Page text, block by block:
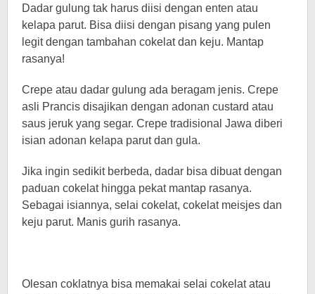
Dadar gulung tak harus diisi dengan enten atau
kelapa parut. Bisa diisi dengan pisang yang pulen
legit dengan tambahan cokelat dan keju. Mantap
rasanya!
Crepe atau dadar gulung ada beragam jenis. Crepe
asli Prancis disajikan dengan adonan custard atau
saus jeruk yang segar. Crepe tradisional Jawa diberi
isian adonan kelapa parut dan gula.
Jika ingin sedikit berbeda, dadar bisa dibuat dengan
paduan cokelat hingga pekat mantap rasanya.
Sebagai isiannya, selai cokelat, cokelat meisjes dan
keju parut. Manis gurih rasanya.
Olesan coklatnya bisa memakai selai cokelat atau